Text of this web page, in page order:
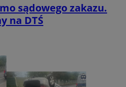
sądowego zakazu.
na DTŚ